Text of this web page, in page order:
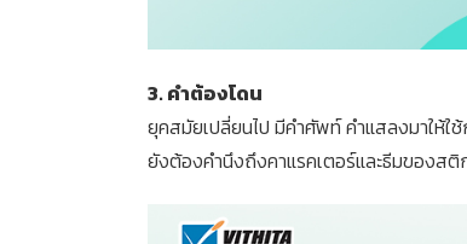
3. คำต้องโดน
ยุคสมัยเปลี่ยนไป มีคำศัพท์ คำแสลงมาให้ใ
ยังต้องคำนึงถึงคาแรคเตอร์และธีมของสติ